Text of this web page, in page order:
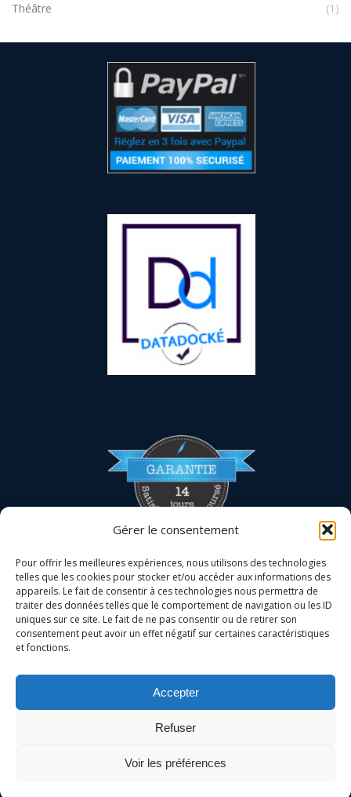
Gérer le consentement
Pour offrir les meilleures expériences, nous utilisons des technologies
telles que les cookies pour stocker et/ou accéder aux informations des
appareils. Le fait de consentir à ces technologies nous permettra de
traiter des données telles que le comportement de navigation ou les ID
uniques sur ce site. Le fait de ne pas consentir ou de retirer son
consentement peut avoir un effet négatif sur certaines caractéristiques
et fonctions.
Accepter
Refuser
Voir les préférences
Théâtre
(1)
catégorie d'action suivante :
ACTIONS DE FORMATION
© 2026 Abélart Formations